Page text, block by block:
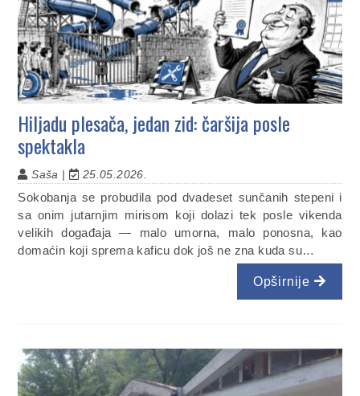
Hiljadu plesača, jedan zid: čaršija posle
spektakla
Saša | 25.05.2026.
Sokobanja se probudila pod dvadeset sunčanih stepeni i
sa onim jutarnjim mirisom koji dolazi tek posle vikenda
velikih događaja — malo umorna, malo ponosna, kao
domaćin koji sprema kaficu dok još ne zna kuda su…
Opširnije